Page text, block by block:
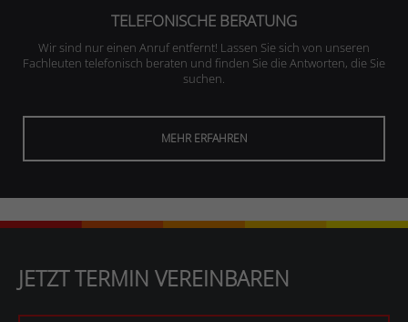
TELEFONISCHE BERATUNG
Wir sind nur einen Anruf entfernt! Lassen Sie sich von unseren
Fachleuten telefonisch beraten und finden Sie die Antworten, die Sie
suchen.
MEHR ERFAHREN
JETZT TERMIN VEREINBAREN